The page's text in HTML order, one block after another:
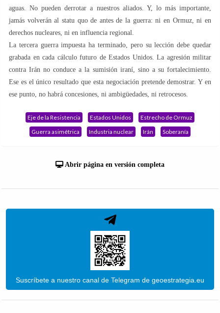
aguas. No pueden derrotar a nuestros aliados. Y, lo más importante,
jamás volverán al statu quo de antes de la guerra: ni en Ormuz, ni en
derechos nucleares, ni en influencia regional.
La tercera guerra impuesta ha terminado, pero su lección debe quedar
grabada en cada cálculo futuro de Estados Unidos. La agresión militar
contra Irán no conduce a la sumisión iraní, sino a su fortalecimiento.
Ese es el único resultado que esta negociación pretende demostrar. Y en
ese punto, no habrá concesiones, ni ambigüedades, ni retrocesos.
Eje de la Resistencia Estados Unidos
Estrecho de Ormuz
Guerra asimétrica
Industria nuclear Irán Soberanía
Abrir página en versión completa
Suscríbete a nuestro canal de Telegram de geoestrategia.eu